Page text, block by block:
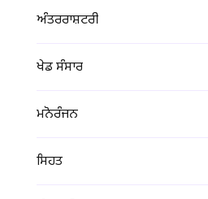
ਅੰਤਰਰਾਸ਼ਟਰੀ
ਖੇਡ ਸੰਸਾਰ
ਮਨੋਰੰਜਨ
ਸਿਹਤ